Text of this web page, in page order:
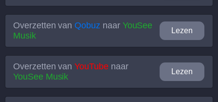
Overzetten van Qobuz naar YouSee
Musik
Lezen
Overzetten vanYouTubenaar
YouSee Musik
Lezen